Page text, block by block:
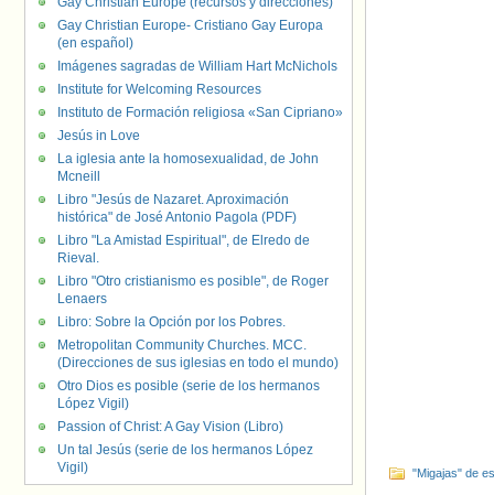
"Migajas" de
Gay Christian Europe- Cristiano Gay Europa
(en español)
Imágenes sagradas de William Hart McNichols
Institute for Welcoming Resources
Instituto de Formación religiosa «San Cipriano»
Jesús in Love
La iglesia ante la homosexualidad, de John
Mcneill
Libro "Jesús de Nazaret. Aproximación
histórica" de José Antonio Pagola (PDF)
Libro "La Amistad Espiritual", de Elredo de
Rieval.
Libro "Otro cristianismo es posible", de Roger
Lenaers
Libro: Sobre la Opción por los Pobres.
Metropolitan Community Churches. MCC.
(Direcciones de sus iglesias en todo el mundo)
Otro Dios es posible (serie de los hermanos
López Vigil)
Passion of Christ: A Gay Vision (Libro)
Un tal Jesús (serie de los hermanos López
Vigil)